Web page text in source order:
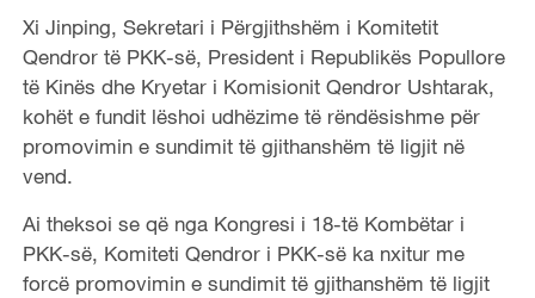
Xi Jinping, Sekretari i Përgjithshëm i Komitetit
Qendror të PKK-së, President i Republikës Popullore
të Kinës dhe Kryetar i Komisionit Qendror Ushtarak,
kohët e fundit lëshoi ​​udhëzime të rëndësishme për
promovimin e sundimit të gjithanshëm të ligjit në
vend.
Ai theksoi se që nga Kongresi i 18-të Kombëtar i
PKK-së, Komiteti Qendror i PKK-së ka nxitur me
forcë promovimin e sundimit të gjithanshëm të ligjit